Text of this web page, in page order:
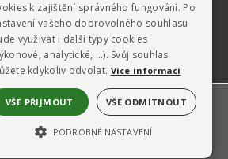
server ŠumavaNet.CZve spolupráci s
ŠumavaNet.CZ
k zajištění správného fungování. Po
vašeho dobrovolného souhlasu
využívat i další typy cookies
analytické, …). Svůj souhlas
kdykoliv odvolat. Více informací
VŠE PŘIJMOUT VŠE ODMÍTNOUT
PODROBNÉ NASTAVENÍ